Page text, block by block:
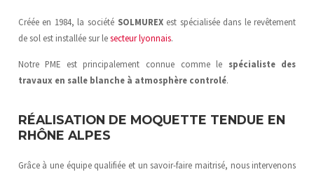
Créée en 1984, la société SOLMUREXest spécialisée dans le revêtement
de sol est installée sur lesecteur lyonnais.
Notre PME est principalement connue comme le spécialiste des
travaux en salle blancheà atmosphère controlé.
RÉALISATION DE MOQUETTE TENDUE EN
RHÔNE ALPES
Grâce à une équipe qualifiée et un savoir-faire maitrisé, nous intervenons